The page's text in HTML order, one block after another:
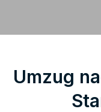
Umzug